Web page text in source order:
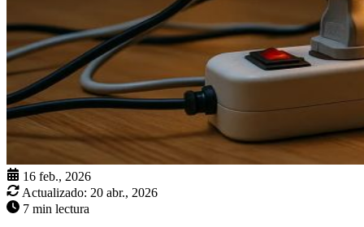
16 feb., 2026
Actualizado: 20 abr., 2026
7 min lectura